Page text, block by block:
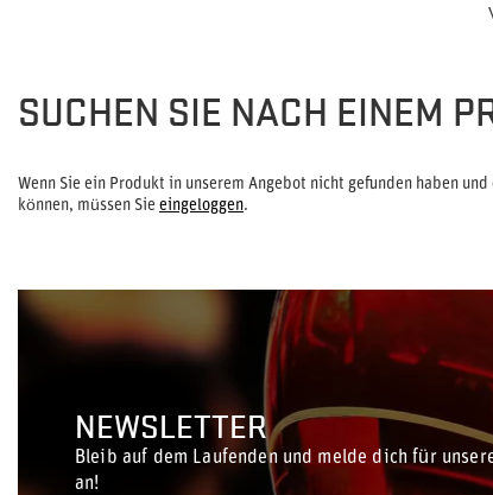
SUCHEN SIE NACH EINEM
Wenn Sie ein Produkt in unserem Angebot nicht gefunden haben
können, müssen Sie eingeloggen.
NEWSLETTER
Bleib auf dem Laufenden und melde dich für
an!